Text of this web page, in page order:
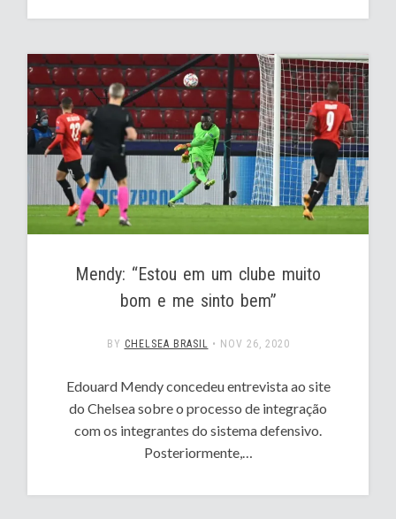
Mendy: “Estou em um clube muito
bom e me sinto bem”
BY CHELSEA BRASIL • NOV 26, 2020
Edouard Mendy concedeu entrevista ao site
do Chelsea sobre o processo de integração
com os integrantes do sistema defensivo.
Posteriormente,…